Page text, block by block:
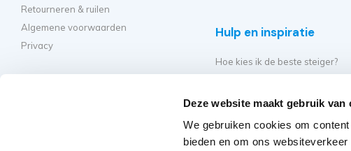
Deze website maakt gebruik van
We gebruiken cookies om
bieden en om ons
Retourneren & ruilen
Algemene voorwaarden
Privacy
Hulp en inspiratie
Hoe kies ik de beste steiger?
Hoe bouw ik mijn steiger op?